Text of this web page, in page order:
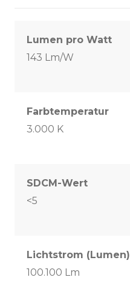
Lumen pro Watt
143 Lm/W
Farbtemperatur
3.000 K
SDCM-Wert
<5
Lichtstrom (Lumen)
100.100 Lm